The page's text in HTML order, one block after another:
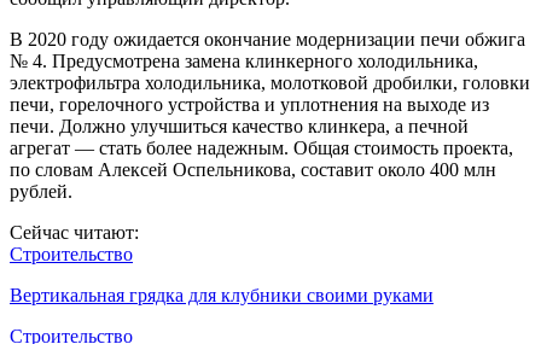
В 2020 году ожидается окончание модернизации печи обжига
№ 4. Предусмотрена замена клинкерного холодильника,
электрофильтра холодильника, молотковой дробилки, головки
печи, горелочного устройства и уплотнения на выходе из
печи. Должно улучшиться качество клинкера, а печной
агрегат — стать более надежным. Общая стоимость проекта,
по словам Алексей Оспельникова, составит около 400 млн
рублей.
Сейчас читают:
Строительство
Вертикальная грядка для клубники своими руками
Строительство